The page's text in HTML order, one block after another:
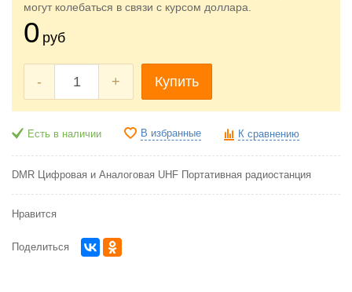
могут колебаться в связи с курсом доллара.
0 руб
- + Купить
Есть в наличии В избранные К сравнению
DMR Цифровая и Аналоговая UHF Портативная радиостанция
Нравится
Поделиться